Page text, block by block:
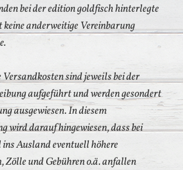
bei der edition goldfisch hinterlegte
keine anderweitige Vereinbarung
sind jeweils bei der
aufgeführt und werden gesondert
ausgewiesen. In diesem
wird darauf hingewiesen, dass bei
Ausland eventuell höhere
Zölle und Gebühren o.ä. anfallen